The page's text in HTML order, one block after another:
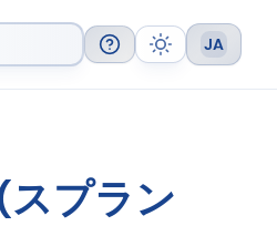
Help Theme Language
JA
プラン